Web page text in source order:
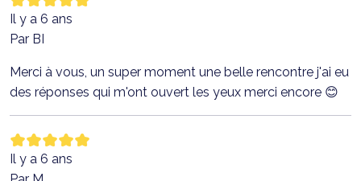
Il y a 6 ans
Par BI
Merci à vous, un super moment une belle rencontre j'ai eu
des réponses qui m'ont ouvert les yeux merci encore 😊
Il y a 6 ans